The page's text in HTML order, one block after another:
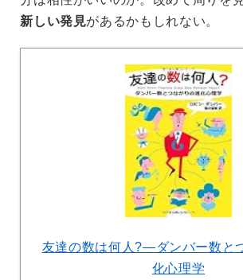
新しい発見があるかもしれない。
友達の数は何人?―ダンバー数と
化心理学